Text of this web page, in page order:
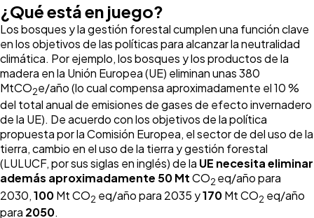
¿Qué está en juego?
Los bosques y la gestión forestal cumplen una función clave
en los objetivos de las políticas para alcanzar la neutralidad
climática. Por ejemplo, los bosques y los productos de la
madera en la Unión Europea (UE) eliminan unas 380
MtCO2e/año (lo cual compensa aproximadamente el 10 %
del total anual de emisiones de gases de efecto invernadero
de la UE). De acuerdo con los objetivos de la política
propuesta por la Comisión Europea, el sector de del uso de la
tierra, cambio en el uso de la tierra y gestión forestal
(LULUCF, por sus siglas en inglés) de la UE necesita eliminar
además aproximadamente 50 MtCO2eq/año para
2030,100Mt CO2 eq/año para 2035 y170Mt CO2 eq/año
para 2050.